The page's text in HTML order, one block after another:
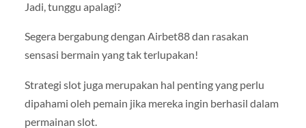
Jadi, tunggu apalagi?
Segera bergabung dengan Airbet88 dan rasakan
sensasi bermain yang tak terlupakan!
Strategi slot juga merupakan hal penting yang perlu
dipahami oleh pemain jika mereka ingin berhasil dalam
permainan slot.